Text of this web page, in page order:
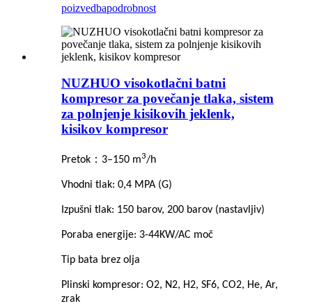
poizvedbapodrobnost
NUZHUO visokotlačni batni
kompresor za povečanje tlaka, sistem
za polnjenje kisikovih jeklenk,
kisikov kompresor
Pretok ： 3–150 m3/h
Vhodni tlak: 0,4 MPA (G)
Izpušni tlak: 150 barov, 200 barov (nastavljiv)
Poraba energije: 3-44KW/AC moč
Tip bata brez olja
Plinski kompresor: O2, N2, H2, SF6, CO2, He, Ar,
zrak